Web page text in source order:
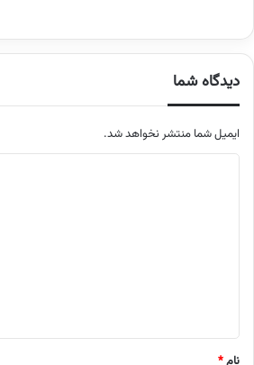
دیدگاه شما
ایمیل شما منتشر نخواهد شد.
ا